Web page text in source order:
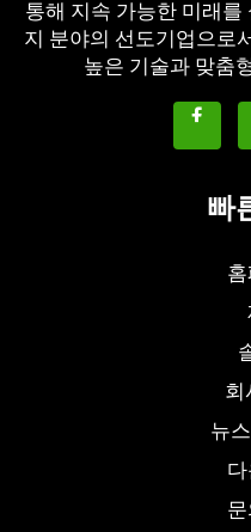
통해 지속 가능한 미래를
지 분야의 선도기업으로
높은 기술과 맞춤
빠
회
뉴